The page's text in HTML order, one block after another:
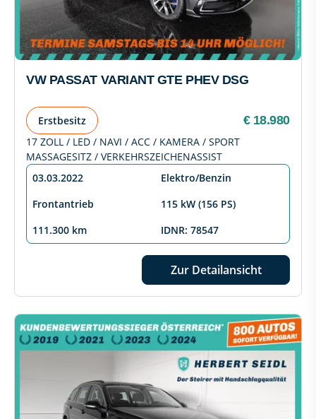
VW PASSAT VARIANT GTE PHEV DSG
Erstbesitz € 18.980
17 ZOLL / LED / NAVI / ACC / KAMERA / SPORT
MASSAGESITZ / VERKEHRSZEICHENASSIST
03.03.2022
Elektro/Benzin
Frontantrieb
115 kW (156 PS)
111.300 km
IDNR: 78547
Zur Detailansicht